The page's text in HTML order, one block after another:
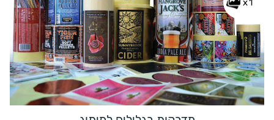
x1